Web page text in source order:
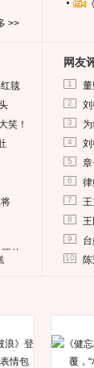
>>
毯
笑！
片
网友
1
2 刘
3
4
5 章
6
7 王
8
9
10